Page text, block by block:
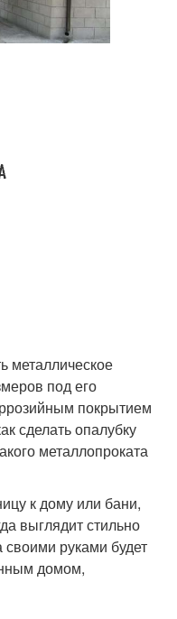
металлическое
под его
покрытием
сделать опалубку
металлопроката
к дому или бани,
выглядит стильно
руками будет
домом,